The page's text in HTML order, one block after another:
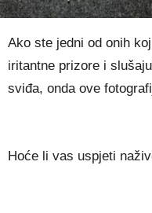
Ako ste jedni od onih
iritantne prizore i
sviđa, onda ove
Hoće li vas uspjeti